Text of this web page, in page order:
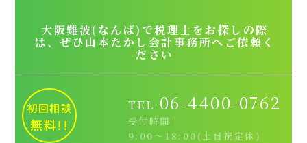
大阪難波(なんば)で税理士をお探しの際
は、ぜひ山本たかし会計事務所へご依頼く
ださい
初回相談
無料!!
TEL. 06-4400-0762
受付時間｜
9:00～18:00(土日祝定休)